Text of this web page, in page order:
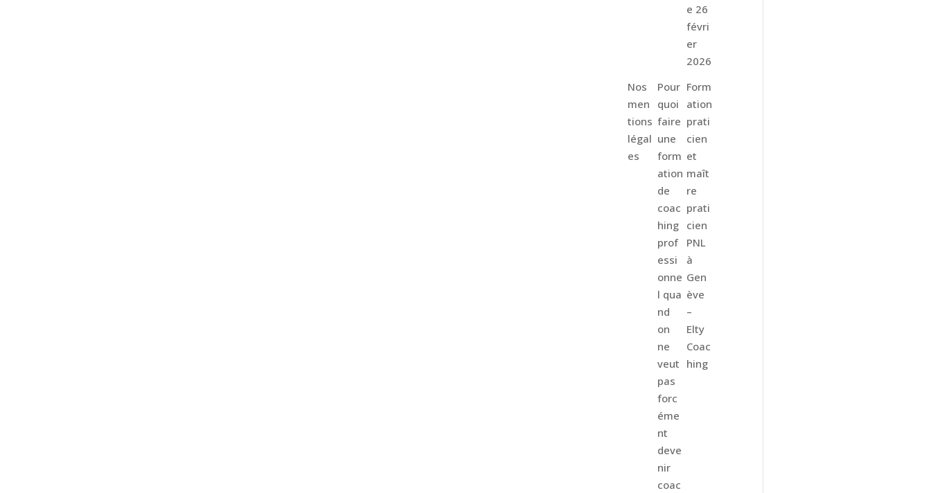
e 26
févri
er
2026
Nos
men
tions
légal
es
Pour
quoi
faire
une
form
ation
de
coac
hing
prof
essi
onne
l qua
nd
on
ne
veut
pas
forc
éme
nt
deve
nir
coac
Form
ation
prati
cien
et
maît
re
prati
cien
PNL
à
Gen
ève
–
Elty
Coac
hing